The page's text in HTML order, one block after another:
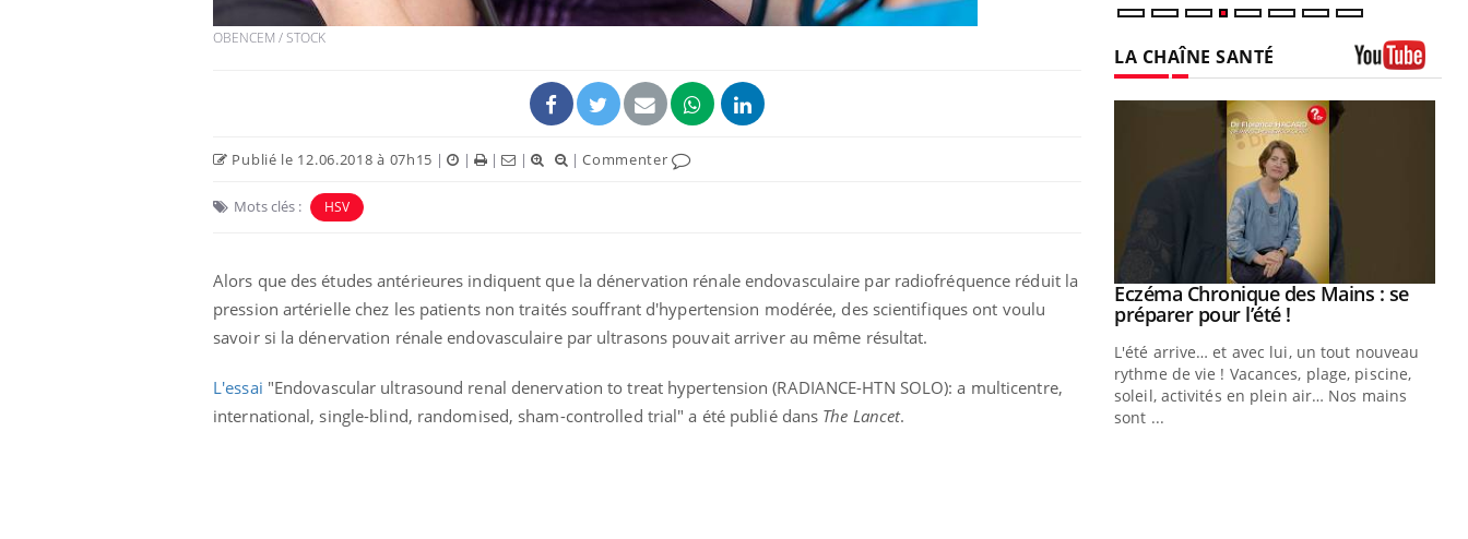
OBENCEM / STOCK
Publié le 12.06.2018 à 07h15 | | | | |Commenter
Mots clés : HSV
Alors que des études antérieures indiquent que la dénervation rénale endovasculaire par radiofréquence réduit la
pression artérielle chez les patients non traités souffrant d'hypertension modérée, des scientifiques ont voulu
savoir si la dénervation rénale endovasculaire par ultrasons pouvait arriver au même résultat.
L'essai "Endovascular ultrasound renal denervation to treat hypertension (RADIANCE-HTN SOLO): a multicentre,
international, single-blind, randomised, sham-controlled trial" a été publié dans The Lancet.
LA CHAÎNE SANTÉ
Eczéma Chronique des Mains :
expliquer ma maladieYoutube
questions sur la maladie d'un proche c'est
Youtube
Carence en fer : comprendre pour
prévenirYoutube
Fatigue, irritabilité, brouillard mental ou
carence en fer sont multiples ce qui la rend
...
Youtube
Insuline & Charge mentale : et si on
osait en parler??Youtube
patients comme parfois chez les soignants.
Youtube
Eczéma Chronique des Mains : se
préparer pour l’été !Youtube
L'été arrive… et avec lui, un tout nouveau
rythme de vie ! Vacances, plage, piscine,
soleil, activités en plein air… Nos mains
sont ...